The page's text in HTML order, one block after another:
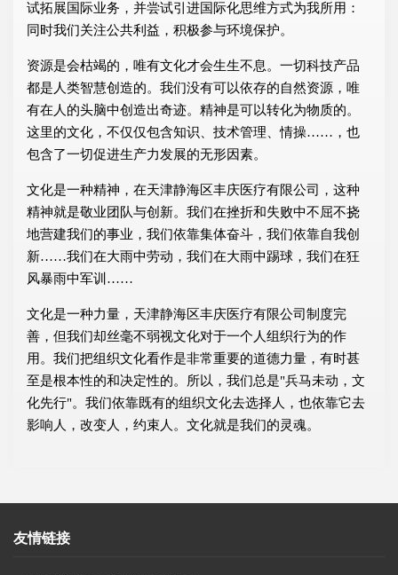
试拓展国际业务，并尝试引进国际化思维方式为我所用：
同时我们关注公共利益，积极参与环境保护。
资源是会枯竭的，唯有文化才会生生不息。一切科技产品
都是人类智慧创造的。我们没有可以依存的自然资源，唯
有在人的头脑中创造出奇迹。精神是可以转化为物质的。
这里的文化，不仅仅包含知识、技术管理、情操……，也
包含了一切促进生产力发展的无形因素。
文化是一种精神，在天津静海区丰庆医疗有限公司，这种
精神就是敬业团队与创新。我们在挫折和失败中不屈不挠
地营建我们的事业，我们依靠集体奋斗，我们依靠自我创
新……我们在大雨中劳动，我们在大雨中踢球，我们在狂
风暴雨中军训……
文化是一种力量，天津静海区丰庆医疗有限公司制度完
善，但我们却丝毫不弱视文化对于一个人组织行为的作
用。我们把组织文化看作是非常重要的道德力量，有时甚
至是根本性的和决定性的。所以，我们总是"兵马未动，文
化先行"。我们依靠既有的组织文化去选择人，也依靠它去
影响人，改变人，约束人。文化就是我们的灵魂。
友情链接